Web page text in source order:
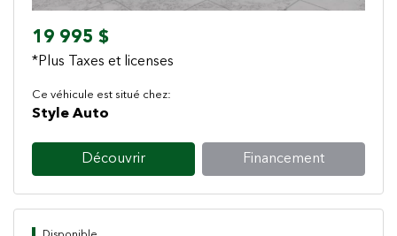
19 995 $
*Plus Taxes et licenses
Ce véhicule est situé chez:
Style Auto
Découvrir Financement